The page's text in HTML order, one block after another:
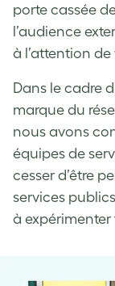
porte cassée
l’audience
à l’attention
Dans le cadre
marque du
nous avons
équipes de
cesser d’être
services
à